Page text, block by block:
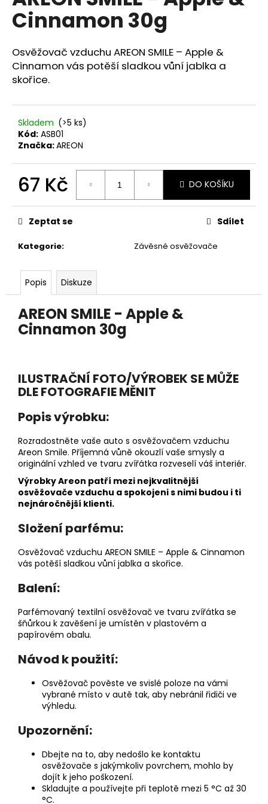
0,0
z
hvězdiček.
Cinnamon 30g
Osvěžovač vzduchu AREON SMILE – Apple &
Cinnamon vás potěší sladkou vůní jablka a
skořice.
Skladem (>5 ks)
Kód: ASB01
Značka:AREON
67 Kč
cena:
DO KOŠÍKU
Kategorie: Závěsné osvěžovače
Zeptat se Sdílet
Popis Diskuze
AREON SMILE - Apple &
Cinnamon 30g
ILUSTRAČNÍ FOTO/VÝROBEK SE MŮŽE
DLE FOTOGRAFIE MĚNIT
Popis výrobku:
Rozradostněte vaše auto s osvěžovačem vzduchu
Areon Smile. Příjemná vůně okouzlí vaše smysly a
originální vzhled ve tvaru zvířátka rozveselí váš interiér.
Výrobky Areon patří mezi nejkvalitnější
osvěžovače vzduchu a spokojeni s nimi budou i ti
nejnáročnější klienti.
Složení parfému:
Osvěžovač vzduchu AREON SMILE – Apple & Cinnamon
vás potěší sladkou vůní jablka a skořice.
Balení:
Parfémovaný textilní osvěžovač ve tvaru zvířátka se
šňůrkou k zavěšení je umístěn v plastovém a
papírovém obalu.
Návod k použití:
Osvěžovač pověste ve svislé poloze na vámi
vybrané místo v autě tak, aby nebránil řidiči ve
výhledu.
Upozornění:
Dbejte na to, aby nedošlo ke kontaktu
osvěžovače s jakýmkoliv povrchem, mohlo by
dojít k jeho poškození.
Skladujte a používejte při teplotě mezi 5 °C až 30
°C.
a
j
í
t
?
D
o
p
j
m
e
LÁHEV
NA
KIDS
FUN
119
Kč